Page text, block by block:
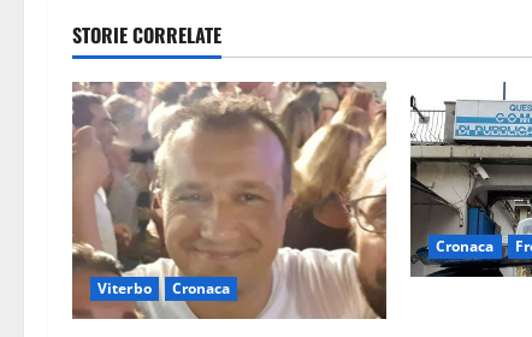
g
a
z
o
n
STORIE CORRELATE
Viterbo Cronaca
Cronaca